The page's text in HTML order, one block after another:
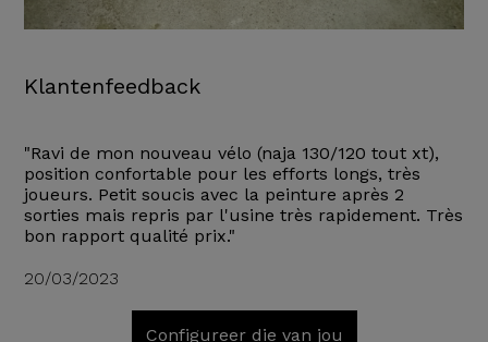
Klantenfeedback
"Ravi de mon nouveau vélo (naja 130/120 tout xt),
position confortable pour les efforts longs, très
joueurs. Petit soucis avec la peinture après 2
sorties mais repris par l'usine très rapidement. Très
bon rapport qualité prix."
20/03/2023
Configureer die van jou